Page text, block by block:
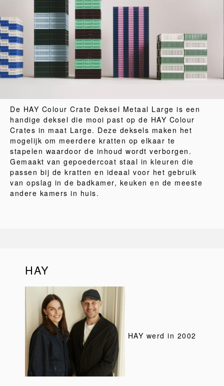
De HAY Colour Crate Deksel Metaal Large is een
handige deksel die mooi past op de HAY Colour
Crates in maat Large. Deze deksels maken het
mogelijk om meerdere kratten op elkaar te
stapelen waardoor de inhoud wordt verborgen.
Gemaakt van gepoedercoat staal in kleuren die
passen bij de kratten en ideaal voor het gebruik
van opslag in de badkamer, keuken en de meeste
andere kamers in huis.
HAY
HAY werd in 2002